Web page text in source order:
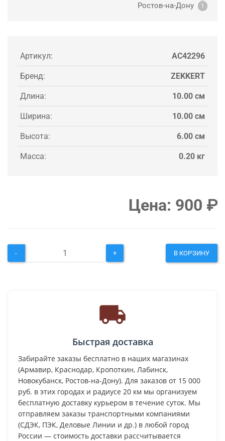
Ростов-на-Дону 1
Артикул: AC42296
Бренд: ZEKKERT
Длина: 10.00 см
Ширина: 10.00 см
Высота: 6.00 см
Масса: 0.20 кг
Цена: 900 ₽
- + В КОРЗИНУ
Быстрая доставка
Забирайте заказы бесплатно в наших магазинах
(Армавир, Краснодар, Кропоткин, Лабинск,
Новокубанск, Ростов-на-Дону). Для заказов от 15 000
руб. в этих городах и радиусе 20 км мы организуем
бесплатную доставку курьером в течение суток. Мы
отправляем заказы транспортными компаниями
(СДЭК, ПЭК, Деловые Линии и др.) в любой город
России — стоимость доставки рассчитывается